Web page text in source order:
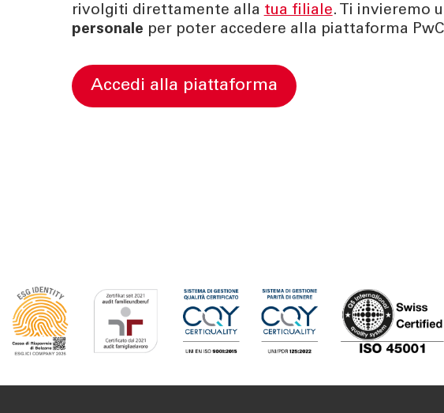
rivolgiti direttamente alla tua filiale. Ti invieremo
personale per poter accedere alla piattaforma
accedi alla piattaforma